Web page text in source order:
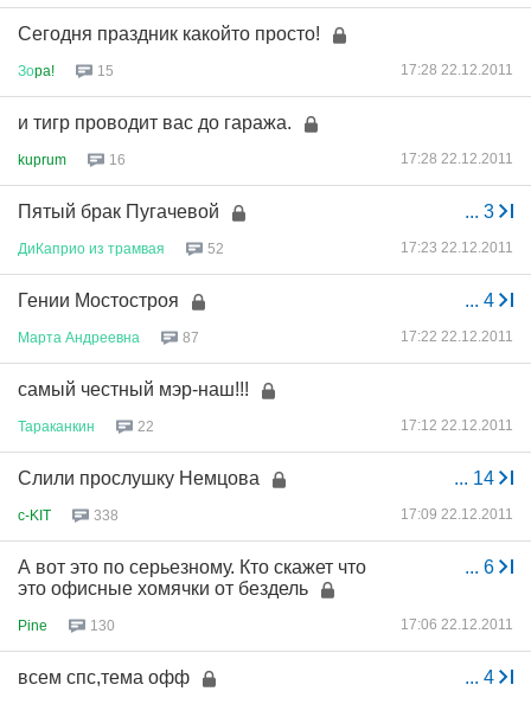
Сегодня праздник какойто просто!
Зоpa! 15 17:28 22.12.2011
и тигр проводит вас до гаража.
kuprum 16 17:28 22.12.2011
... 3
Пятый брак Пугачевой
ДиКаприо из трамвая 52 17:23 22.12.2011
... 4
Гении Мостостроя
Марта Андреевна 87 17:22 22.12.2011
самый честный мэр-наш!!!
Тараканкин 22 17:12 22.12.2011
... 14
Слили прослушку Немцова
c-KIT 338 17:09 22.12.2011
... 6
А вот это по серьезному. Кто скажет что
это офисные хомячки от бездель
Pine 130 17:06 22.12.2011
... 4
всем спс,тема офф